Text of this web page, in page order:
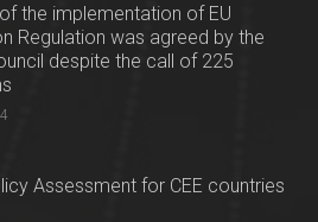
the implementation of EU
Regulation was agreed by the
despite the call of 225
Assessment for CEE countries